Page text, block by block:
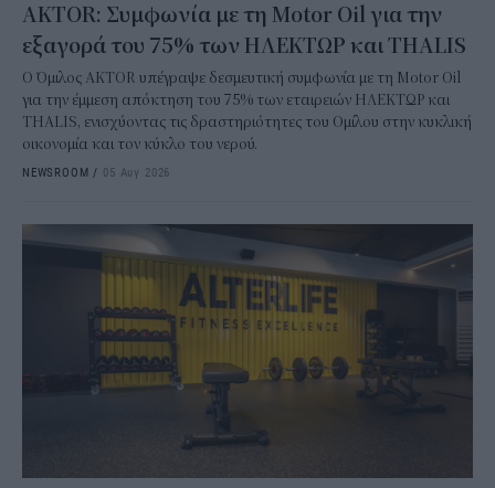
AKTOR: Συμφωνία με τη Motor Oil για την
εξαγορά του 75% των ΗΛΕΚΤΩΡ και THALIS
Ο Όμιλος AKTOR υπέγραψε δεσμευτική συμφωνία με τη Motor Oil
για την έμμεση απόκτηση του 75% των εταιρειών ΗΛΕΚΤΩΡ και
THALIS, ενισχύοντας τις δραστηριότητες του Ομίλου στην κυκλική
οικονομία και τον κύκλο του νερού.
NEWSROOM / 05 Αυγ 2026